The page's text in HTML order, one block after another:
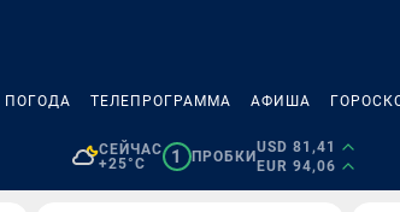
ПОГОДА ТЕЛЕПРОГРАММА АФИША
СЕЙЧАС
+25°C
1 ПРОБКИ
USD 81,41
EUR 94,06